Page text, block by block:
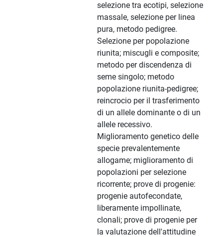
selezione tra ecotipi, selezione
massale, selezione per linea
pura, metodo pedigree.
Selezione per popolazione
riunita; miscugli e composite;
metodo per discendenza di
seme singolo; metodo
popolazione riunita-pedigree;
reincrocio per il trasferimento
di un allele dominante o di un
allele recessivo.
Miglioramento genetico delle
specie prevalentemente
allogame; miglioramento di
popolazioni per selezione
ricorrente; prove di progenie:
progenie autofecondate,
liberamente impollinate,
clonali; prove di progenie per
la valutazione dell'attitudine